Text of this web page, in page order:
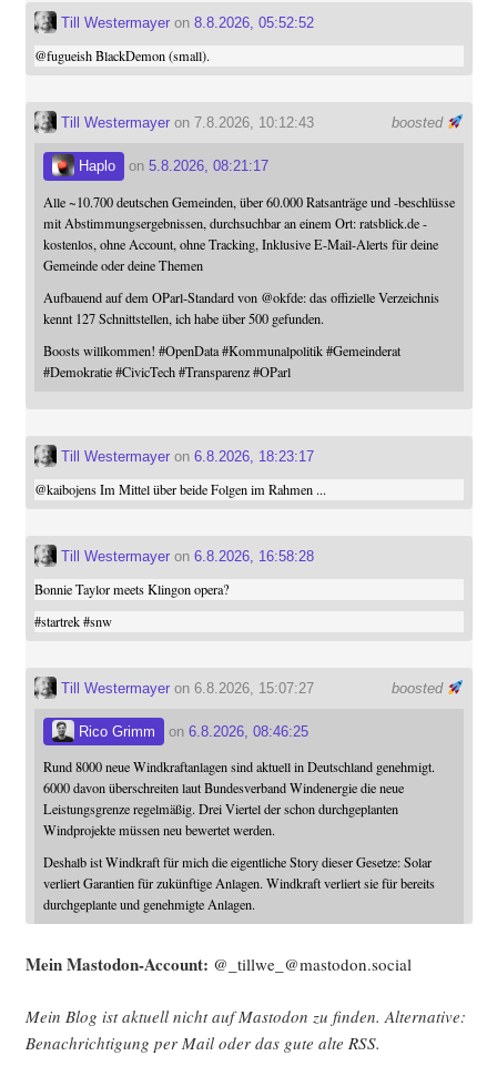
Till Westermayeron 8.8.2026, 05:52:52
@fugueishBlackDemon (small).
boosted
Till Westermayeron 7.8.2026, 10:12:43
Haplo on 5.8.2026, 08:21:17
Alle ~10.700 deutschen Gemeinden, über 60.000 Ratsanträge und -beschlüsse
mit Abstimmungsergebnissen, durchsuchbar an einem Ort: ratsblick.de -
kostenlos, ohne Account, ohne Tracking, Inklusive E-Mail-Alerts für deine
Gemeinde oder deine Themen
Aufbauend auf dem OParl-Standard von @okfde: das offizielle Verzeichnis
kennt 127 Schnittstellen, ich habe über 500 gefunden.
Boosts willkommen! #OpenData #Kommunalpolitik #Gemeinderat
#Demokratie #CivicTech #Transparenz #OParl
Till Westermayeron 6.8.2026, 18:23:17
@kaibojensIm Mittel über beide Folgen im Rahmen ...
Till Westermayeron 6.8.2026, 16:58:28
Bonnie Taylor meets Klingon opera?
#startrek #snw
boosted
Till Westermayeron 6.8.2026, 15:07:27
Rico Grimm on 6.8.2026, 08:46:25
Rund 8000 neue Windkraftanlagen sind aktuell in Deutschland genehmigt.
6000 davon überschreiten laut Bundesverband Windenergie die neue
Leistungsgrenze regelmäßig. Drei Viertel der schon durchgeplanten
Windprojekte müssen neu bewertet werden.
Deshalb ist Windkraft für mich die eigentliche Story dieser Gesetze: Solar
verliert Garantien für zukünftige Anlagen. Windkraft verliert sie für bereits
durchgeplante und genehmigte Anlagen.
Mein Mast­o­don-Account: @_tillwe_@mastodon.social
Mein Blog ist aktu­ell nicht auf Mast­o­don zu fin­den. Alter­na­ti­ve:
Benach­rich­ti­gung per Mail oder das gute alte RSS.